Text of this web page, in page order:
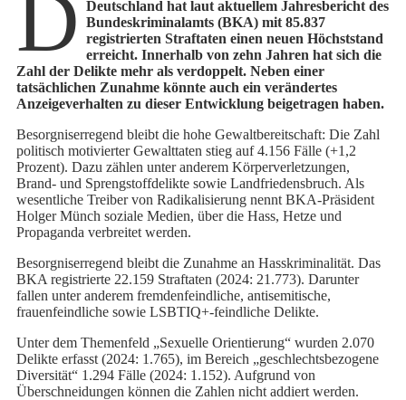
D
Deutschland hat laut aktuellem Jahresbericht des
Bundeskriminalamts (BKA) mit 85.837
registrierten Straftaten einen neuen Höchststand
erreicht. Innerhalb von zehn Jahren hat sich die
Zahl der Delikte mehr als verdoppelt. Neben einer
tatsächlichen Zunahme könnte auch ein verändertes
Anzeigeverhalten zu dieser Entwicklung beigetragen haben.
Besorgniserregend bleibt die hohe Gewaltbereitschaft: Die Zahl
politisch motivierter Gewalttaten stieg auf 4.156 Fälle (+1,2
Prozent). Dazu zählen unter anderem Körperverletzungen,
Brand- und Sprengstoffdelikte sowie Landfriedensbruch. Als
wesentliche Treiber von Radikalisierung nennt BKA-Präsident
Holger Münch soziale Medien, über die Hass, Hetze und
Propaganda verbreitet werden.
Besorgniserregend bleibt die Zunahme an Hasskriminalität. Das
BKA registrierte 22.159 Straftaten (2024: 21.773). Darunter
fallen unter anderem fremdenfeindliche, antisemitische,
frauenfeindliche sowie LSBTIQ+-feindliche Delikte.
Unter dem Themenfeld „Sexuelle Orientierung“ wurden 2.070
Delikte erfasst (2024: 1.765), im Bereich „geschlechtsbezogene
Diversität“ 1.294 Fälle (2024: 1.152). Aufgrund von
Überschneidungen können die Zahlen nicht addiert werden.